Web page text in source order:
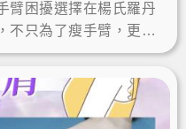
臂困擾選擇在楊氏羅丹
不只為了瘦手臂，更是
徹底找回自信，輕鬆駕